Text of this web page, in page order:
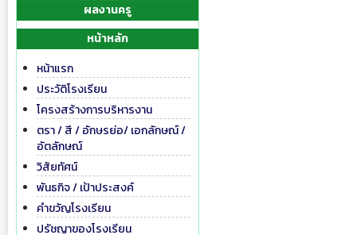
ผลงานครู
หน้าหลัก
หน้าแรก
ประวัติโรงเรียน
โครงสร้างการบริหารงาน
ตรา / สี / อักษรย่อ/ เอกลักษณ์ /
อัตลักษณ์
วิสัยทัศน์
พันธกิจ / เป้าประสงค์
คำขวัญโรงเรียน
ปรัชญาของโรงเรียน